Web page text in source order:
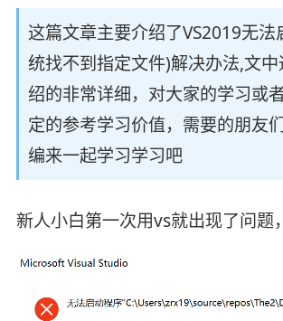
这篇文章主要介绍了VS2019无法
统找不到指定文件)解决办法,文
绍的非常详细，对大家的学习或
定的参考学习价值，需要的朋友
编来一起学习学习吧
新人小白第一次用vs就出现了问题